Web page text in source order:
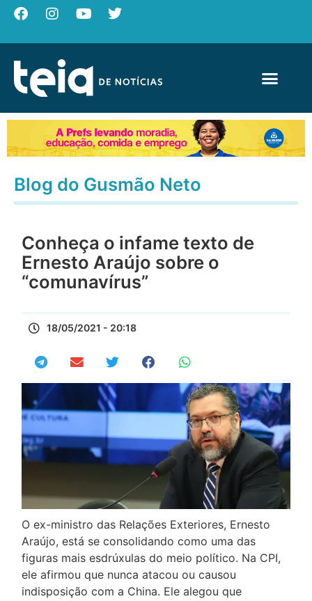
Blog do Gusmão Neto
Conheça o infame texto de
Ernesto Araújo sobre o
“comunavírus”
18/05/2021 - 20:18
O ex-ministro das Relações Exteriores, Ernesto
Araújo, está se consolidando como uma das
figuras mais esdrúxulas do meio político. Na CPI,
ele afirmou que nunca atacou ou causou
indisposição com a China. Ele alegou que